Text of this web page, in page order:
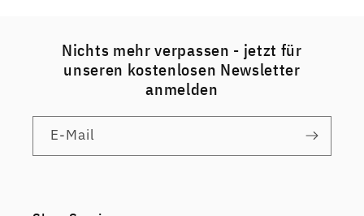
Nichts mehr verpassen - jetzt für
unseren kostenlosen Newsletter
anmelden
E-Mail